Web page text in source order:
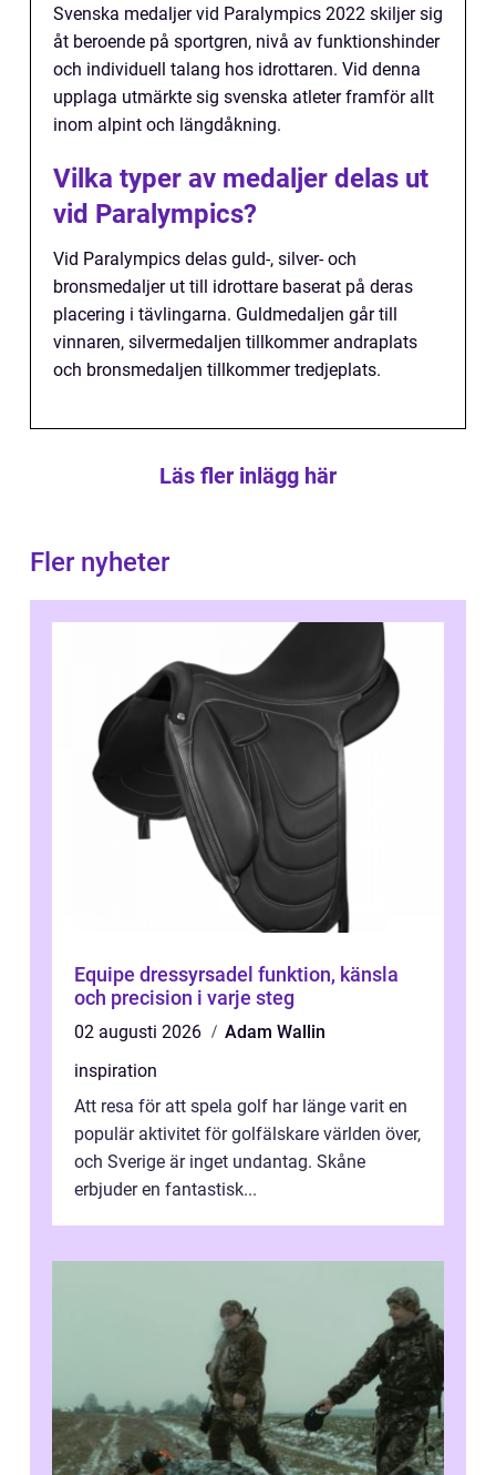
Svenska medaljer vid Paralympics 2022 skiljer sig
åt beroende på sportgren, nivå av funktionshinder
och individuell talang hos idrottaren. Vid denna
upplaga utmärkte sig svenska atleter framför allt
inom alpint och längdåkning.
Vilka typer av medaljer delas ut
vid Paralympics?
Vid Paralympics delas guld-, silver- och
bronsmedaljer ut till idrottare baserat på deras
placering i tävlingarna. Guldmedaljen går till
vinnaren, silvermedaljen tillkommer andraplats
och bronsmedaljen tillkommer tredjeplats.
Läs fler inlägg här
Fler nyheter
Equipe dressyrsadel funktion, känsla
och precision i varje steg
02 augusti 2026
Adam Wallin
inspiration
Att resa för att spela golf har länge varit en
populär aktivitet för golfälskare världen över,
och Sverige är inget undantag. Skåne
erbjuder en fantastisk...